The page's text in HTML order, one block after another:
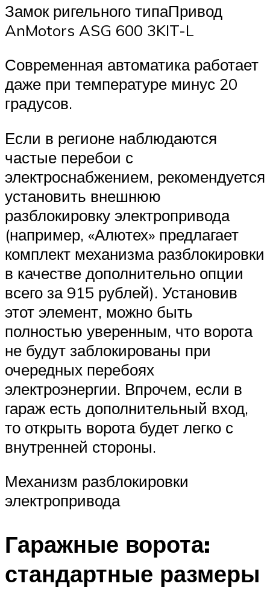
Замок ригельного типаПривод
AnMotors ASG 600 3KIT-L
Современная автоматика работает
даже при температуре минус 20
градусов.
Если в регионе наблюдаются
частые перебои с
электроснабжением, рекомендуется
установить внешнюю
разблокировку электропривода
(например, «Алютех» предлагает
комплект механизма разблокировки
в качестве дополнительно опции
всего за 915 рублей). Установив
этот элемент, можно быть
полностью уверенным, что ворота
не будут заблокированы при
очередных перебоях
электроэнергии. Впрочем, если в
гараж есть дополнительный вход,
то открыть ворота будет легко с
внутренней стороны.
Механизм разблокировки
электропривода
Гаражные ворота:
стандартные размеры